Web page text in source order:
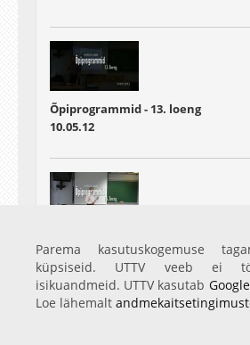
Õpiprogrammid - 13. loeng
10.05.12
17.05.12
Parema kasutuskogemuse
küpsiseid. UTTV veeb ei
isikuandmeid. UTTV kasutab
Loe lähemalt